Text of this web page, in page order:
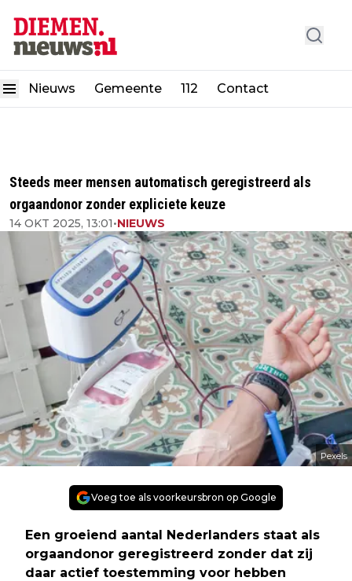
Nieuws Gemeente 112 Contact
Steeds meer mensen automatisch geregistreerd als
orgaandonor zonder expliciete keuze
14 OKT 2025, 13:01•NIEUWS
Pexels
Voeg toe als voorkeursbron op Google
Een groeiend aantal Nederlanders staat als
orgaandonor geregistreerd zonder dat zij
daar actief toestemming voor hebben